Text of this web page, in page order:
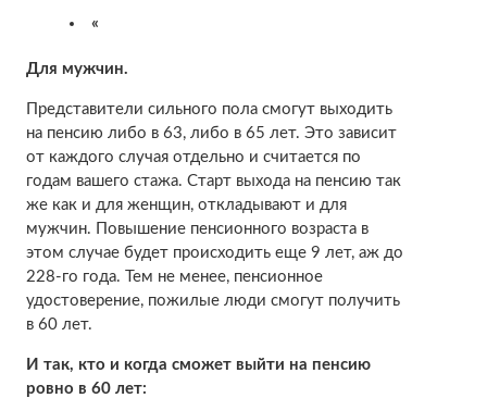
«
Для мужчин.
Представители сильного пола смогут выходить
на пенсию либо в 63, либо в 65 лет. Это зависит
от каждого случая отдельно и считается по
годам вашего стажа. Старт выхода на пенсию так
же как и для женщин, откладывают и для
мужчин. Повышение пенсионного возраста в
этом случае будет происходить еще 9 лет, аж до
228-го года. Тем не менее, пенсионное
удостоверение, пожилые люди смогут получить
в 60 лет.
И так, кто и когда сможет выйти на пенсию
ровно в 60 лет: